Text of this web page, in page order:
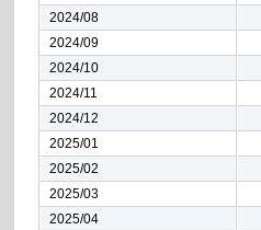
2024/08
2024/09
2024/10
2024/11
2024/12
2025/01
2025/02
2025/03
2025/04